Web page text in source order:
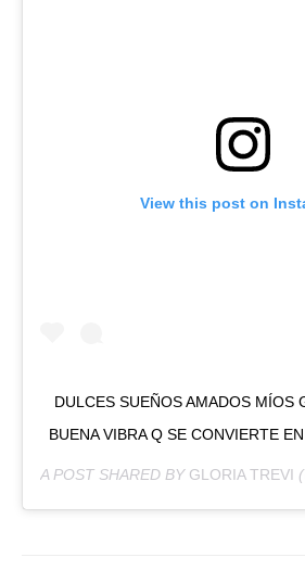
View this post on
DULCES SUEÑOS AMADOS MÍOS
BUENA VIBRA Q SE CONVIERTE
A POST SHARED BY GLORIA TREVI